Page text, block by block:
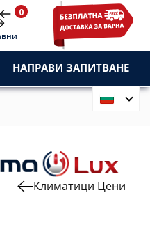
0
НАПРАВИ ЗАПИТВАНЕ
Климатици Цени